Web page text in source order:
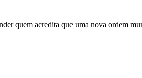
quem acredita que uma nova ordem